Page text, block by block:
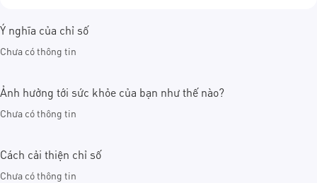
Ý nghĩa của chỉ số
Chưa có thông tin
Ảnh hưởng tới sức khỏe của bạn như thế nào?
Chưa có thông tin
Cách cải thiện chỉ số
Chưa có thông tin